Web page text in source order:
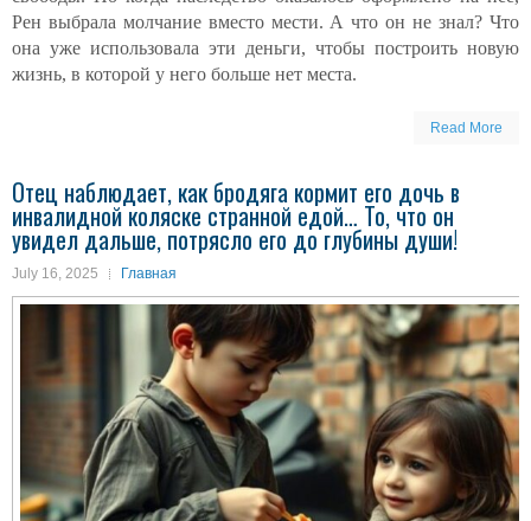
Рен выбрала молчание вместо мести. А что он не знал? Что
она уже использовала эти деньги, чтобы построить новую
жизнь, в которой у него больше нет места.
Read More
Отец наблюдает, как бродяга кормит его дочь в
инвалидной коляске странной едой… То, что он
увидел дальше, потрясло его до глубины души!
July 16, 2025 Главная